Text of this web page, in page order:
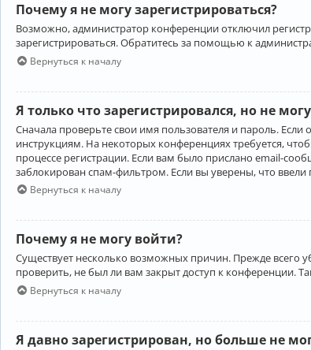
Почему я не могу зарегистрироваться?
Возможно, администратор конференции отключил
зарегистрироваться. Обратитесь за помощью к
Вернуться к началу
Я только что зарегистрировался, но не
Сначала проверьте свои имя пользователя и пароль.
инструкциям. На некоторых конференциях требуется,
процессе регистрации. Если вам было прислано email-
заблокирован спам-фильтром. Если вы уверены, что
Вернуться к началу
Почему я не могу войти?
Существует несколько возможных причин. Прежде всего
проверить, не был ли вам закрыт доступ к конференции.
Вернуться к началу
Я давно зарегистрирован, но больше не